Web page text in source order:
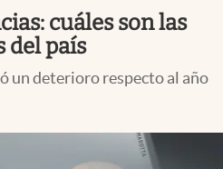
cuáles son las
del país
un deterioro respecto al año